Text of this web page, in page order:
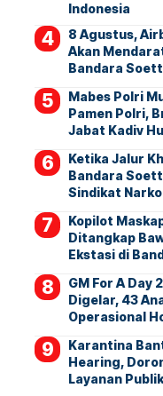
Indonesia
8 Agustus,
Akan
Bandara
Mabes Polri
Pamen Polri,
Jabat Kadiv
Ketika Jalur
Bandara
Sindikat
Kopilot
Ditangkap
Ekstasi di
GM For A Day
Digelar, 43
Operasional
Karantina
Hearing,
Layanan Publik